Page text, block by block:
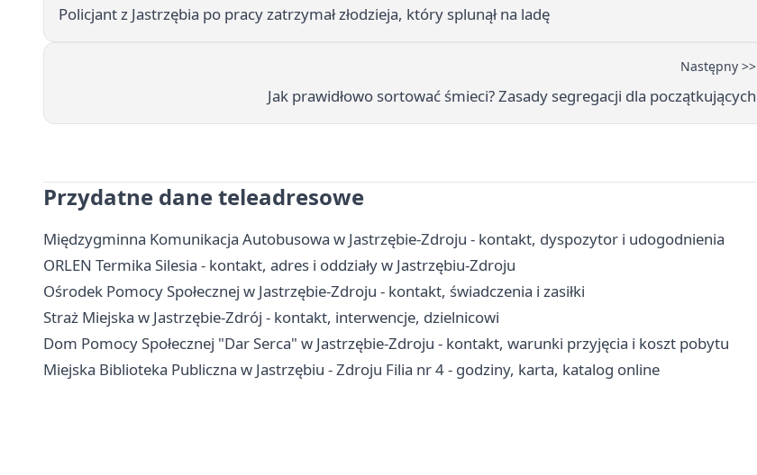
Policjant z Jastrzębia po pracy zatrzymał złodzieja, który splunął na ladę
Następny >>
Jak prawidłowo sortować śmieci? Zasady segregacji dla początkujących
Przydatne dane teleadresowe
Międzygminna Komunikacja Autobusowa w Jastrzębie-Zdroju - kontakt, dyspozytor i udogodnienia
ORLEN Termika Silesia - kontakt, adres i oddziały w Jastrzębiu-Zdroju
Ośrodek Pomocy Społecznej w Jastrzębie-Zdroju - kontakt, świadczenia i zasiłki
Straż Miejska w Jastrzębie-Zdrój - kontakt, interwencje, dzielnicowi
Dom Pomocy Społecznej "Dar Serca" w Jastrzębie-Zdroju - kontakt, warunki przyjęcia i koszt pobytu
Miejska Biblioteka Publiczna w Jastrzębiu - Zdroju Filia nr 4 - godziny, karta, katalog online